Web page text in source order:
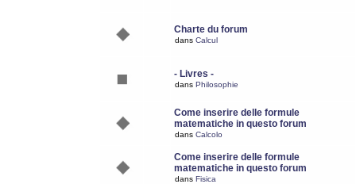
Charte du forum
dans Calcul
- Livres -
dans Philosophie
Come inserire delle formule
matematiche in questo forum
dans Calcolo
Come inserire delle formule
matematiche in questo forum
dans Fisica